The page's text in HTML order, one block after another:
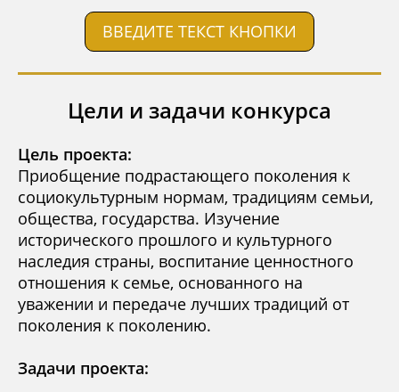
ВВЕДИТЕ ТЕКСТ КНОПКИ
Цели и задачи конкурса
Цель проекта:
Приобщение подрастающего поколения к
социокультурным нормам, традициям семьи,
общества, государства. Изучение
исторического прошлого и культурного
наследия страны, воспитание ценностного
отношения к семье, основанного на
уважении и передаче лучших традиций от
поколения к поколению.
Задачи проекта: